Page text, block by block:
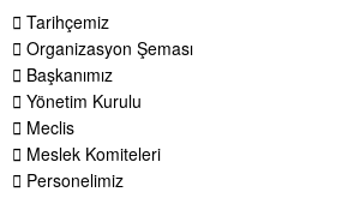
Tarihçemiz
Organizasyon Şeması
Başkanımız
Yönetim Kurulu
Meclis
Meslek Komiteleri
Personelimiz